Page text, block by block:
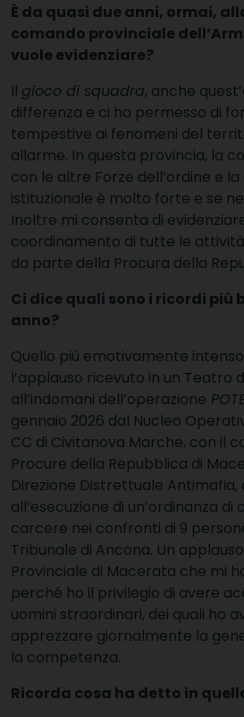
È da quasi due anni, ormai,
comando provinciale
vuole evidenziare?
Il gioco di squadra, anche
differenza e ci ha permesso di
tempestive ai fenomeni del
allarme. In questa provincia, la
con le altre Forze dell’ordine e
istituzionale è molto forte e se
Inoltre mi consenta di
coordinamento di tutte le attività
da parte della Procura della
Ci dice quali sono i ricordi più
anno?
Quello più emotivamente
l’applauso ricevuto in un Teatro
all’indomani dell’operazione
gennaio 2026 dal Nucleo
CC di Civitanova Marche, con il
Procure della Repubblica di
Direzione Distrettuale
all’esecuzione di un’ordinanza
carcere nei confronti di 9
Tribunale di Ancona. Un
Provinciale di Macerata che mi
perché ho il privilegio di avere
uomini straordinari, dei quali ho
apprezzare giornalmente la
la competenza.
Ricorda cosa ha detto in